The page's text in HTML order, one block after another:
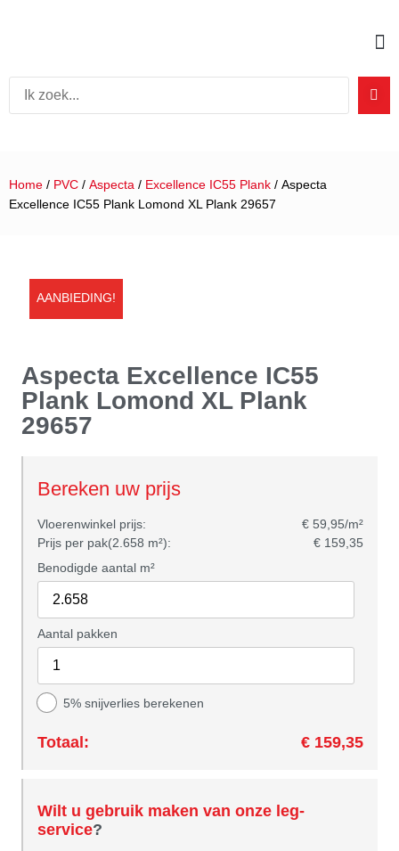
Home / PVC / Aspecta / Excellence IC55 Plank / Aspecta
Excellence IC55 Plank Lomond XL Plank 29657
AANBIEDING!
Aspecta Excellence IC55
Plank Lomond XL Plank
29657
Bereken uw prijs
Vloerenwinkel prijs:
€ 59,95/m²
Prijs per pak(2.658 m²):
€ 159,35
Benodigde aantal m²
Aantal pakken
5% snijverlies berekenen
Totaal: € 159,35
Wilt u gebruik maken van onze leg-
service?